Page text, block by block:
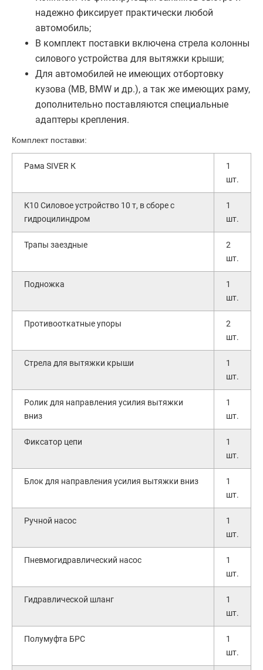
надежно фиксирует практически любой
автомобиль;
В комплект поставки включена стрела колонны
силового устройства для вытяжки крыши;
Для автомобилей не имеющих отбортовку
кузова (MB, BMW и др.), а так же имеющих раму,
дополнительно поставляются специальные
адаптеры крепления.
Комплект поставки:
Рама SIVER К
1
шт.
К10 Силовое устройство 10 т, в сборе с
гидроцилиндром
1
шт.
Трапы заездные
2
шт.
Подножка
1
шт.
Противооткатные упоры
2
шт.
Стрела для вытяжки крыши
1
шт.
Ролик для направления усилия вытяжки
вниз
1
шт.
Фиксатор цепи
1
шт.
Блок для направления усилия вытяжки вниз
1
шт.
Ручной насос
1
шт.
Пневмогидравлический насос
1
шт.
Гидравлической шланг
1
шт.
Полумуфта БРС
1
шт.